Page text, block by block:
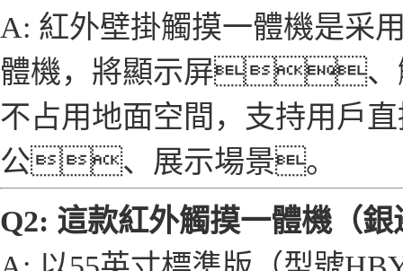
A: 紅外壁掛觸摸一體機是采
體機，將顯示屏、觸
不占用地面空間，支持用
公、展示場景。
Q2: 這款紅外觸摸一體機（